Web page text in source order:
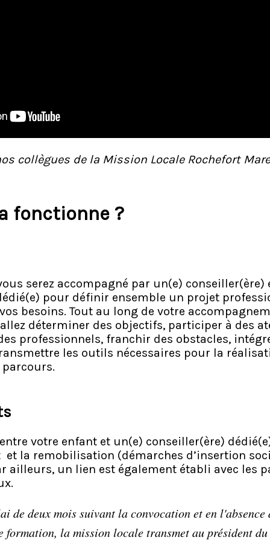
collègues de la Mission Locale Rochefort
fonctionne ?
serez accompagné par un(e)
pour définir ensemble un projet
besoins. Tout au long de votre
déterminer des objectifs, participer à des
professionnels, franchir des obstacles,
les outils nécessaires pour la
votre enfant et un(e) conseiller(ère)
et la remobilisation (démarches d’insertion
ailleurs, un lien est également établi avec les
de deux mois suivant la convocation et en l'absence
formation, la mission locale transmet au président